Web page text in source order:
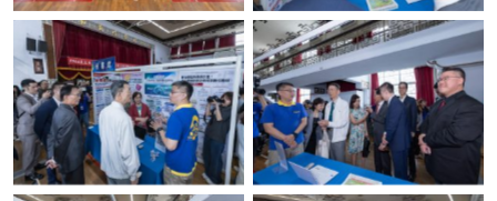
No Caption No Caption